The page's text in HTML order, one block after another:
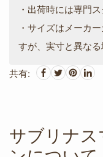
・出荷時には専門
・サイズはメーカ
すが、実寸と異な
共有:
サブリナス